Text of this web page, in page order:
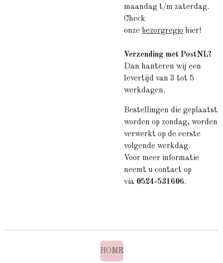
maandag t/m zaterdag.
Check
onze bezorgregio hier!
Verzending met PostNL?
Dan hanteren wij een
levertijd van 3 tot 5
werkdagen.
Bestellingen die geplaatst
worden op zondag, worden
verwerkt op de eerste
volgende werkdag.
Voor meer informatie
neemt u contact op
via 0524-531606.
HOME